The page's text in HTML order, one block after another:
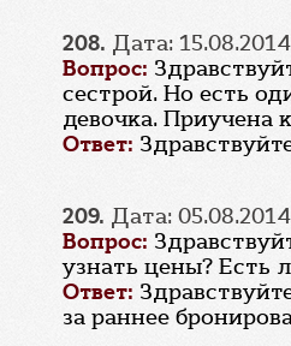
208. Дата: 15.08.2014
Вопрос:
сестрой. Но есть
девочка. Приучена
Ответ:
209. Дата: 05.08.2014
Вопрос:
узнать цены? Есть
Ответ:
за раннее